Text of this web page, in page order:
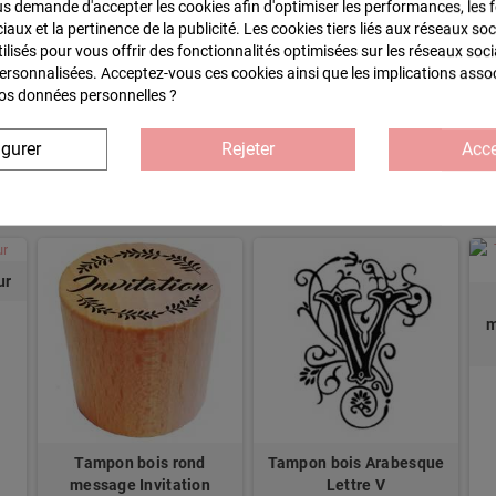
Tampon bois rond
message Invitation
Tampon bois Arabesque
Lettre V
demande d'accepter les cookies afin d'optimiser les performances, les
et la pertinence de la publicité. Les cookies tiers liés aux réseaux
pour vous offrir des fonctionnalités optimisées sur les réseaux
Acceptez-vous ces cookies ainsi que les implications
données personnelles ?
Rejeter